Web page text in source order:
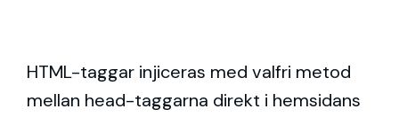
HTML-taggar injiceras med valfri metod
mellan head-taggarna direkt i hemsidans